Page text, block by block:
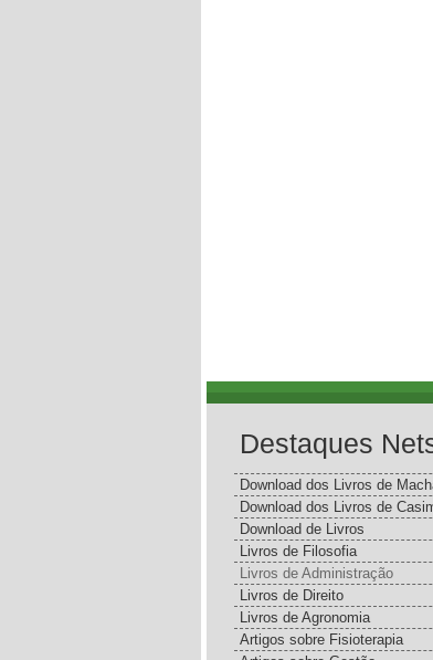
Destaques
Download dos Livros de
Download dos Livros de
Download de Livros
Livros de Filosofia
Livros de Administração
Livros de Direito
Livros de Agronomia
Artigos sobre Fisioterapia